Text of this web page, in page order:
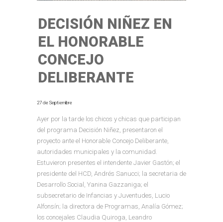
DECISIÓN NIÑEZ EN
EL HONORABLE
CONCEJO
DELIBERANTE
27 de Septiembre
Ayer por la tarde los chicos y chicas que participan
del programa Decisión Niñez, presentaron el
proyecto ante el Honorable Concejo Deliberante,
autoridades municipales y la comunidad.
Estuvieron presentes el intendente Javier Gastón; el
presidente del HCD, Andrés Sanucci; la secretaria de
Desarrollo Social, Yanina Gazzaniga; el
subsecretario de Infancias y Juventudes, Lucio
Alfonsín; la directora de Programas, Analía Gómez;
los concejales Claudia Quiroga, Leandro